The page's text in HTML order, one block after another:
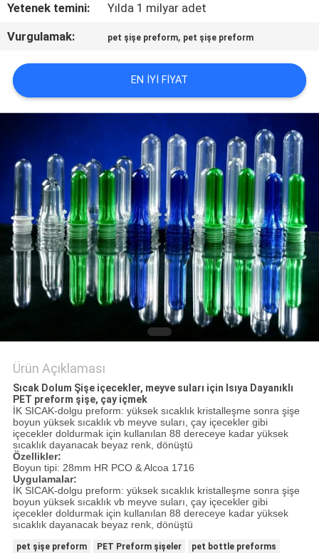
HABERLER
BIR
TEKLIF
ISTEĞI
SITE
HARITASI
PRIVACY
POLICY
Yetenek temini:
Yılda 1 milyar adet
Vurgulamak:
pet şişe preform, pet şişe preform
EN IYI FIYAT
Ürün Açıklaması
Sıcak Dolum Şişe içecekler, meyve suları için Isıya Dayanıklı
PET preform şişe, çay içmek
İK SICAK-dolgu preform: yüksek sıcaklık kristalleşme sonra şişe
boyun yüksek sıcaklık vb meyve suları, çay içecekler gibi
içecekler doldurmak için kullanılan 88 dereceye kadar yüksek
sıcaklık dayanacak beyaz renk, dönüştü
Özellikler:
Boyun tipi: 28mm HR PCO & Alcoa 1716
Uygulamalar:
İK SICAK-dolgu preform: yüksek sıcaklık kristalleşme sonra şişe
boyun yüksek sıcaklık vb meyve suları, çay içecekler gibi
içecekler doldurmak için kullanılan 88 dereceye kadar yüksek
sıcaklık dayanacak beyaz renk, dönüştü
pet şişe preform PET Preform şişeler pet bottle preforms